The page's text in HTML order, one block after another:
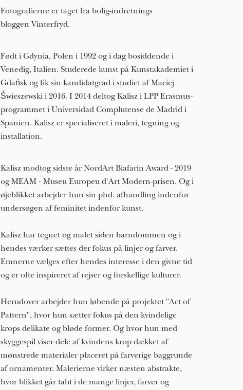
Fotografierne er taget fra bolig-indretnings
bloggenVinterfryd.
Født i Gdynia, Polen i 1992 og i dag bosiddende i
Venedig, Italien. Studerede kunst på Kunstakademiet i
Gdańsk og fik sin kandidatgrad i studiet af Maciej
Świeszewski i 2016. I 2014 deltog Kalisz i LPP Erasmus-
programmet i Universidad Complutense de Madrid i
Spanien. Kalisz er specialiseret i maleri, tegning og
installation.
Kalisz modtog sidste år NordArt Biafarin Award - 2019
og MEAM · Museu Europeu d'Art Modern-prisen. Og i
øjeblikket arbejder hun sin phd. afhandling indenfor
undersøgen af feminitet indenfor kunst.
Kalisz har tegnet og malet siden barndommen og i
hendes værker sættes der fokus på linjer og farver.
Emnerne vælges efter hendes interesse i den givne tid
og er ofte inspireret af rejser og forskellige kulturer.
Herudover arbejder hun løbende på projektet "Act of
Pattern", hvor hun sætter fokus på den kvindelige
krops delikate og bløde former. Og hvor hun med
skyggespil viser dele af kvindens krop dækket af
mønstrede materialer placeret på farverige baggrunde
af ornamenter. Malerierne virker næsten abstrakte,
hvor blikket går tabt i de mange linjer, farver og